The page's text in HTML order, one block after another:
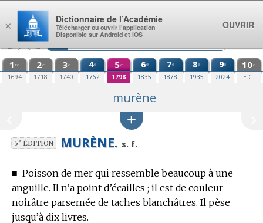
Aller au contenu
1 re
1694
2e
1718
3e
1740
4e
1762
5e
1798
6e
1835
7e
1878
8e
1935
9e
2024
10e
E.C.
murène
5eÉDITION MURÈNE. s. f.
■ Poisson de mer qui ressemble beaucoup à une
anguille. Il n’a point d’écailles ; il est de couleur
noirâtre parsemée de taches blanchâtres. Il pèse
jusqu’à dix livres.
×
Dictionnaire de l’Académie
Télécharger ou ouvrir l’application
Disponible sur Android et iOS
OUVRIR